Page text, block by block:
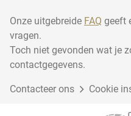
Onze uitgebreide FAQ geeft
vragen.
Toch niet gevonden wat je
contactgegevens.
Contacteer ons Cookie